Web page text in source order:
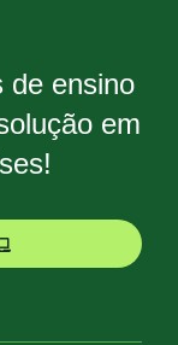
de ensino
em